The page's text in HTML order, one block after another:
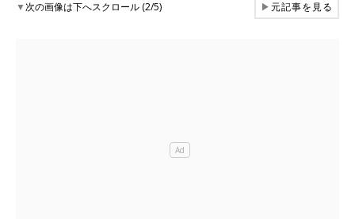
▼次の画像は下へスクロール (2/5) ▶元記事を見る